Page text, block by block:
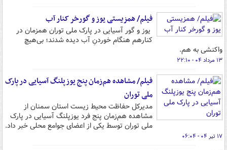
فیلم/ همزیستی یوز و گورخر کنار آب
یوز و گور آسیایی در پارک ملی توران همزمان در
کنارهم هنگام خوردنِ آب دیده شدند؛ بی‌هیچ
واکنشی به هم.
۱۳ مرداد ۰۴ - ۲۲:۱۰
فیلم/ مشاهده هم‌زمان پنج یوزپلنگ آسیایی در پارک
ملی توران
مدیرکل حفاظت محیط زیست استان سمنان از
مشاهده هم‌زمان پنج فرد یوزپلنگ آسیایی در پارک
ملی توران توسط یکی از اعضای جوامع محلی خبر داد.
۱۷ تیر ۰۴ - ۰۶:۰۴